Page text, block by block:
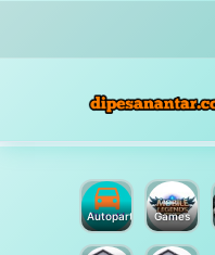
Autoparts Games